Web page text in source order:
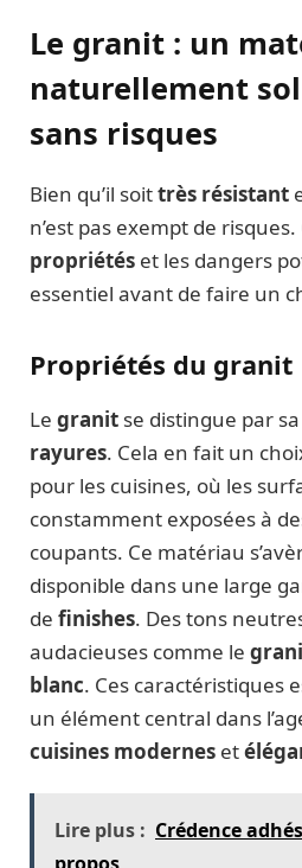
Le granit : un
naturellement
sans risques
Bien qu’il soittrès résistant
n’est pas exempt de
propriétés et les dangers
essentiel avant de faire un
Propriétés du granit
Le granit se distingue par sa
rayures. Cela en fait un
pour les cuisines, où les
constamment exposées à
coupants. Ce matériau
disponible dans une large
de finishes. Des tons
audacieuses comme le
blanc. Ces caractéristiques
un élément central dans
cuisines modernes et
Lire plus : Crédence
propos